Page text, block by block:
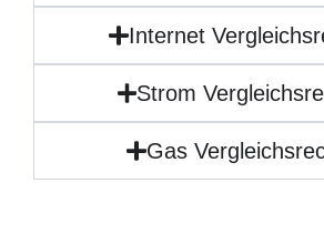
Internet
Strom
Gas